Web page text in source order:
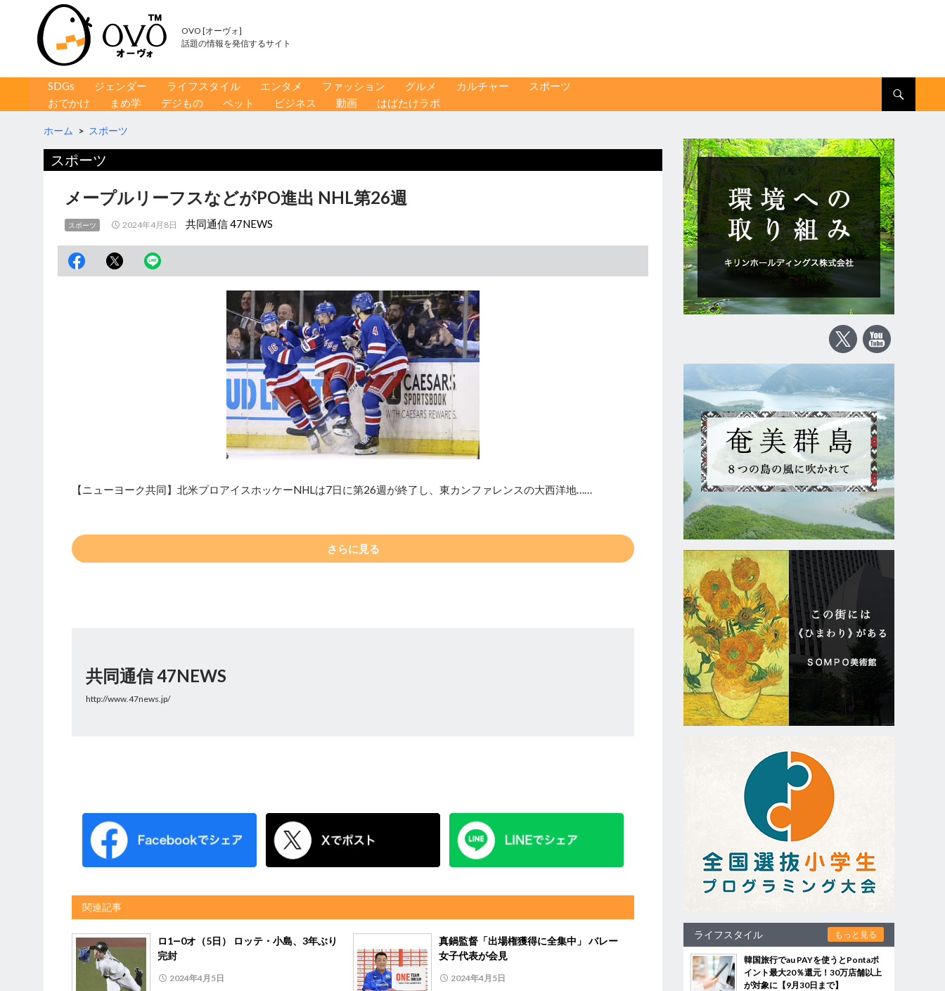
OVO [オーヴォ]
話題の情報を発信するサイト
コンテンツへ移動
SDGs ジェンダー ライフスタイル エンタメ ファッション グルメ カルチャー
スポーツ
おでかけ
まめ学 デジもの ペット ビジネス 動画 はばたけラボ
ホーム > スポーツ
スポーツ
メープルリーフスなどがPO進出 NHL第26週
スポーツ 2024年4月8日 共同通信 47NEWS
【ニューヨーク共同】北米プロアイスホッケーNHLは7日に第26週が終了し、東カンファレンスの大西洋地……
さらに見る
共同通信 47NEWS
http://www.47news.jp/
関連記事
ロ1―0オ（5日） ロッテ・小島、3年ぶり
完封
2024年4月5日
真鍋監督「出場権獲得に全集中」 バレー
女子代表が会見
2024年4月5日
ライフスタイル もっと見る
韓国旅行でau PAYを使うとPontaポ
イント最大20％還元！30万店舗以上
が対象に【9月30日まで】